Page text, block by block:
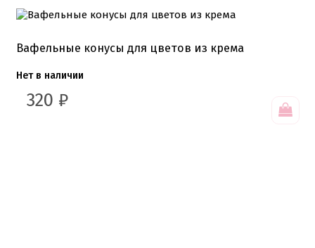
Вафельные конусы для цветов из крема
Нет в наличии
320 ₽